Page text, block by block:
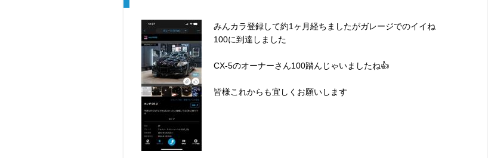
みんカラ登録して約1ヶ月経ちましたがガレージでのイイね
100に到達しました
CX-5のオーナーさん100踏んじゃいましたね👍
皆様これからも宜しくお願いします